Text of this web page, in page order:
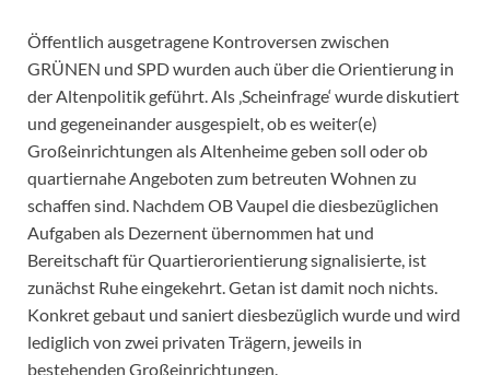
Öffentlich ausgetragene Kontroversen zwischen
GRÜNEN und SPD wurden auch über die Orientierung in
der Altenpolitik geführt. Als ‚Scheinfrage‘ wurde diskutiert
und gegeneinander ausgespielt, ob es weiter(e)
Großeinrichtungen als Altenheime geben soll oder ob
quartiernahe Angeboten zum betreuten Wohnen zu
schaffen sind. Nachdem OB Vaupel die diesbezüglichen
Aufgaben als Dezernent übernommen hat und
Bereitschaft für Quartierorientierung signalisierte, ist
zunächst Ruhe eingekehrt. Getan ist damit noch nichts.
Konkret gebaut und saniert diesbezüglich wurde und wird
lediglich von zwei privaten Trägern, jeweils in
bestehenden Großeinrichtungen.